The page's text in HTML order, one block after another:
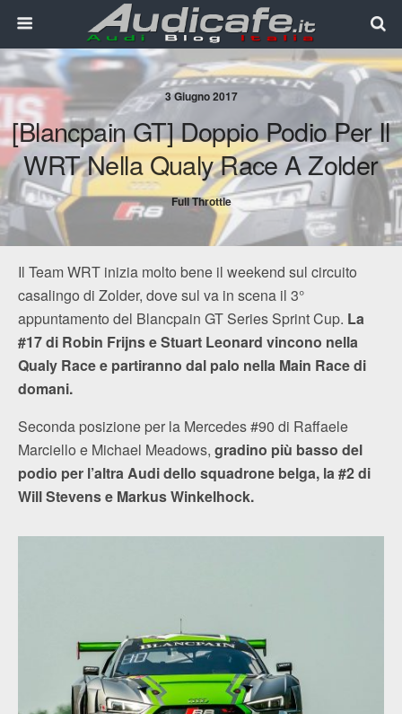
3 Giugno 2017
[Blancpain GT] Doppio Podio Per Il
WRT Nella Qualy Race A Zolder
Full Throttle
Il Team WRT inizia molto bene il weekend sul circuito
casalingo di Zolder, dove sul va in scena il 3°
appuntamento del Blancpain GT Series Sprint Cup. La
#17 di Robin Frijns e Stuart Leonard vincono nella
Qualy Race e partiranno dal palo nella Main Race di
domani.
Seconda posizione per la Mercedes #90 di Raffaele
Marciello e Michael Meadows, gradino più basso del
podio per l’altra Audi dello squadrone belga, la #2 di
Will Stevens e Markus Winkelhock.